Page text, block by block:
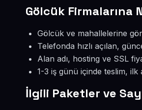
Gölcük Firmalarına
Gölcük ve mahallelerine
Telefonda hızlı açılan,
Alan adı, hosting ve SSL
1-3 iş günü içinde teslim, ilk
İlgili Paketler ve